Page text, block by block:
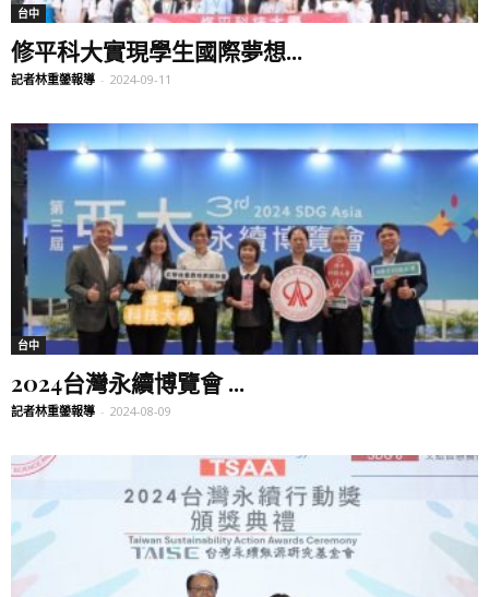
台中
修平科大實現學生國際夢想...
記者林重鎣報導 - 2024-09-11
台中
2024台灣永續博覽會 ...
記者林重鎣報導 - 2024-08-09